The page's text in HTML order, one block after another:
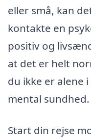
eller små, kan
kontakte en
positiv og
at det er helt
du ikke er alene
mental sundhed.
Start din rejse